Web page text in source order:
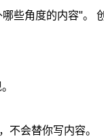
些角度的内容"。
会替你写内容。